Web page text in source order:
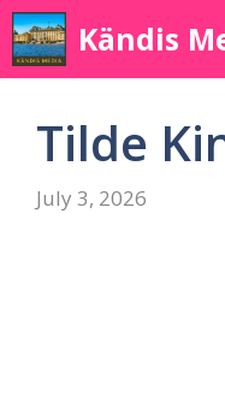
Skip
to
content
Kändis
Tilde
July 3, 2026